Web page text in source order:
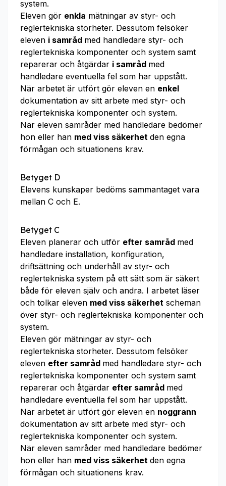
system.
Eleven gör enkla mätningar av styr- och
reglertekniska storheter. Dessutom felsöker
eleven i samråd med handledare styr- och
reglertekniska komponenter och system samt
reparerar och åtgärdar i samråd med
handledare eventuella fel som har uppstått.
När arbetet är utfört gör eleven en enkel
dokumentation av sitt arbete med styr- och
reglertekniska komponenter och system.
När eleven samråder med handledare bedömer
hon eller han med viss säkerhet den egna
förmågan och situationens krav.
Betyget D
Elevens kunskaper bedöms sammantaget vara
mellan C och E.
Betyget C
Eleven planerar och utför efter samråd med
handledare installation, konfiguration,
driftsättning och underhåll av styr- och
reglertekniska system på ett sätt som är säkert
både för eleven själv och andra. I arbetet läser
och tolkar eleven med viss säkerhet scheman
över styr- och reglertekniska komponenter och
system.
Eleven gör mätningar av styr- och
reglertekniska storheter. Dessutom felsöker
eleven efter samråd med handledare styr- och
reglertekniska komponenter och system samt
reparerar och åtgärdar efter samråd med
handledare eventuella fel som har uppstått.
När arbetet är utfört gör eleven en noggrann
dokumentation av sitt arbete med styr- och
reglertekniska komponenter och system.
När eleven samråder med handledare bedömer
hon eller han med viss säkerhet den egna
förmågan och situationens krav.